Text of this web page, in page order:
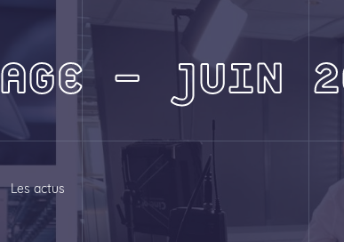
– JUIN
Les actus